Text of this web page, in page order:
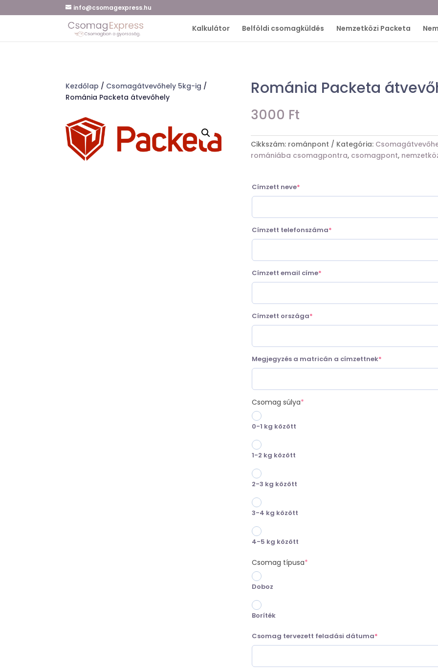
info@csomagexpress.hu
Kalkulátor Belföldi csomagküldés Nemzetközi Packeta
Kezdőlap / Csomagátvevőhely 5kg-ig /
Románia Packeta átvevőhely
Románia Packeta
3000 Ft
Cikkszám: románpont Kategória:
romániába csomagpontra, csomagpont,
Címzett neve*(required)
Címzett telefonszáma*(required)
Címzett email címe*(required)
Címzett országa*(required)
Megjegyzés a matricán a címzettnek*(required)
Csomag súlya*(required)
0-1 kg között
1-2 kg között
2-3 kg között
3-4 kg között
4-5 kg között
Csomag típusa*(required)
Doboz
Boríték
Csomag tervezett feladási dátuma*(required)